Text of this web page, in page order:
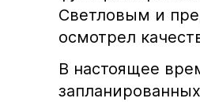
Светловым и
осмотрел
В настоящее